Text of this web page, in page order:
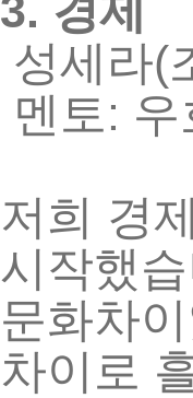
3. 경제
성세라(
멘토: 우
저희 경제
시작했
문화차
차이로